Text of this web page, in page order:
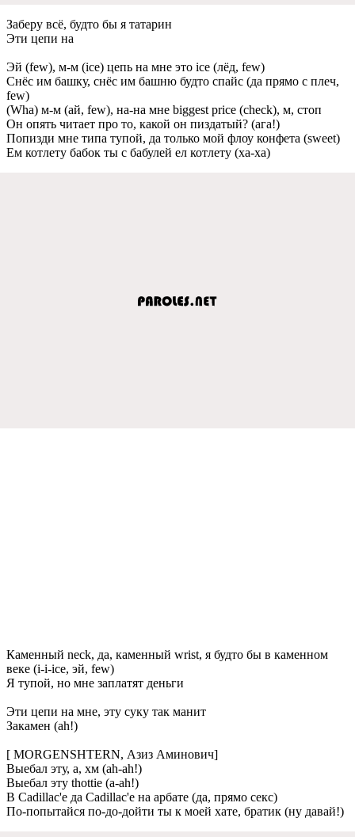
Заберу всё, будто бы я татарин
Эти цепи на
Эй (few), м-м (ice) цепь на мне это ice (лёд, few)
Снёс им башку, снёс им башню будто спайс (да прямо с плеч,
few)
(Wha) м-м (ай, few), на-на мне biggest price (check), м, стоп
Он опять читает про то, какой он пиздатый? (ага!)
Попизди мне типа тупой, да только мой флоу конфета (sweet)
Ем котлету бабок ты с бабулей ел котлету (ха-ха)
Каменный neck, да, каменный wrist, я будто бы в каменном
веке (i-i-ice, эй, few)
Я тупой, но мне заплатят деньги
Эти цепи на мне, эту суку так манит
Закамен (ah!)
[ MORGENSHTERN, Азиз Аминович]
Выебал эту, а, хм (ah-ah!)
Выебал эту thottie (a-ah!)
В Cadillac'е да Cadillac'е на арбате (да, прямо секс)
По-попытайся по-до-дойти ты к моей хате, братик (ну давай!)